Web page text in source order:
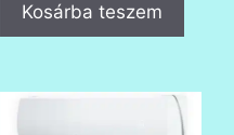
Kosárba teszem